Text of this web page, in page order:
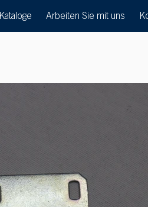
Kataloge Arbeiten Sie mit uns